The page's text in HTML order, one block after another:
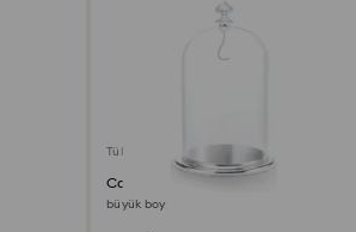
Tükendi
Cam Fanus Sergisi
büyük boy